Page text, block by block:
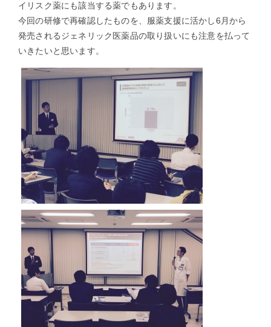
イリスク薬にも該当する薬でもあります。
今回の研修で再確認したものを、服薬支援に活かし6月から
発売されるジェネリック医薬品の取り扱いにも注意を払って
いきたいと思います。